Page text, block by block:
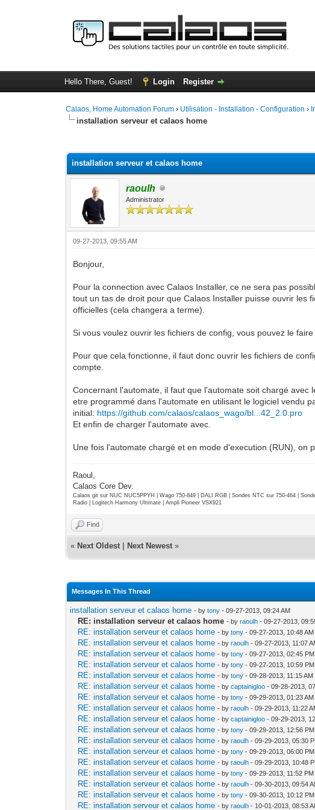
Hello There, Guest! Login Register
Calaos, Home Automation Forum › Utilisation - Installation - Configuration ›
installation serveur et calaos home
installation serveur et calaos home
raoulh
Administrator
09-27-2013, 09:55 AM
Bonjour,
Pour la connection avec Calaos Installer, ce ne sera pas
tout un tas de droit pour que Calaos Installer puisse ouvrir les
officielles (cela changera a terme).
Si vous voulez ouvrir les fichiers de config, vous pouvez le
Pour que cela fonctionne, il faut donc ouvrir les fichiers de
compte.
Concernant l'automate, il faut que l'automate soit chargé
etre programmé dans l'automate en utilisant le logiciel vendu
initial: https://github.com/calaos/calaos_wago/bl...42_2.0.pro
Et enfin de charger l'automate avec.
Une fois l'automate chargé et en mode d'execution (RUN), on
Raoul,
Calaos Core Dev.
Calaos git sur NUC NUC5PPYH | Wago 750-849 | DALI RGB | Sondes NTC sur 750-464 |
Radio | Logitech Harmony Ultimate | Ampli Pioneer VSX921
Find
« Next Oldest Next Newest »
Messages In This Thread
installation serveur et calaos home - bytony - 09-27-2013, 09:24 AM
RE: installation serveur et calaos home - byraoulh - 09-27-2013,
RE: installation serveur et calaos home - bytony - 09-27-2013, 10:48 AM
RE: installation serveur et calaos home - byraoulh - 09-27-2013, 11:07
RE: installation serveur et calaos home - bytony - 09-27-2013, 02:45 PM
RE: installation serveur et calaos home - bytony - 09-27-2013, 10:59 PM
RE: installation serveur et calaos home - bytony - 09-28-2013, 11:15 AM
RE: installation serveur et calaos home - bycaptainigloo - 09-28-2013,
RE: installation serveur et calaos home - bytony - 09-29-2013, 01:23 AM
RE: installation serveur et calaos home - byraoulh - 09-29-2013, 11:22
RE: installation serveur et calaos home - bycaptainigloo - 09-29-2013,
RE: installation serveur et calaos home - bytony - 09-29-2013, 12:56 PM
RE: installation serveur et calaos home - byraoulh - 09-29-2013, 05:30
RE: installation serveur et calaos home - bytony - 09-29-2013, 06:00 PM
RE: installation serveur et calaos home - byraoulh - 09-29-2013, 10:48
RE: installation serveur et calaos home - bytony - 09-29-2013, 11:52 PM
RE: installation serveur et calaos home - byraoulh - 09-30-2013, 09:54
RE: installation serveur et calaos home - bytony - 09-30-2013, 10:12 PM
RE: installation serveur et calaos home - byraoulh - 10-01-2013, 08:53